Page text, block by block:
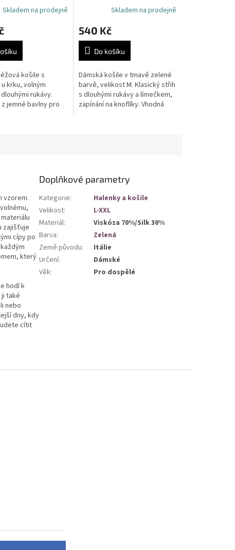
Skladem na prodejně
košile s
krku, volným
rukávy.
jemné bavlny pro
Skladem na prodejně
540 Kč
Do košíku
Dámská košile v tmavě zelené
barvě, velikost M. Klasický střih
s dlouhými rukávy a límečkem,
zapínání na knoflíky. Vhodná
vzorem.
zajišťuje
cípy po
který
hodí k
také
nebo
dny, kdy
cítit
Doplňkové parametry
Kategorie:
Halenky a košile
Velikost:
L-XXL
Materiál:
Viskóza 70%/Silk 30%
Barva:
Zelená
Země původu:
Itálie
Určení:
Dámské
Věk: Pro dospělé